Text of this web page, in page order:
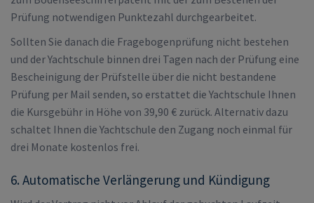
Prüfung notwendigen Punktezahl durchgearbeitet.
Sollten Sie danach die Fragebogenprüfung nicht bestehen
und der Yachtschule binnen drei Tagen nach der Prüfung eine
Bescheinigung der Prüfstelle über die nicht bestandene
Prüfung per Mail senden, so erstattet die Yachtschule Ihnen
die Kursgebühr in Höhe von 39,90 € zurück. Alternativ dazu
schaltet Ihnen die Yachtschule den Zugang noch einmal für
drei Monate kostenlos frei.
6. Automatische Verlängerung und Kündigung